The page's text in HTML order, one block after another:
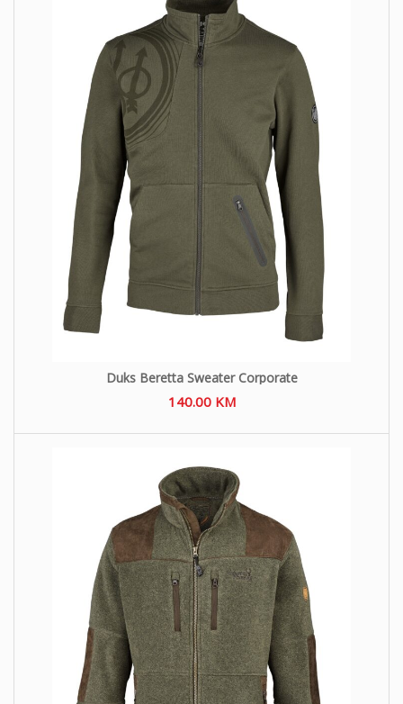
Duks Beretta Sweater Corporate
140.00 KM